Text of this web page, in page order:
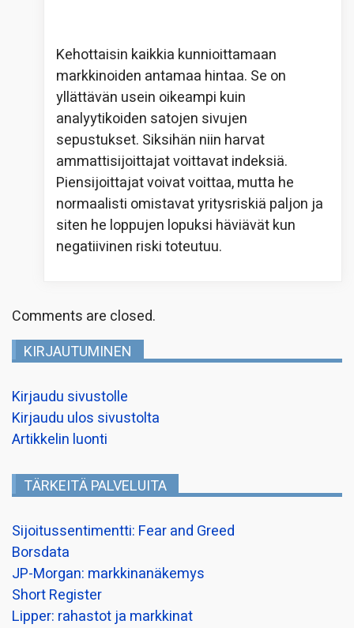
Kehottaisin kaikkia kunnioittamaan
markkinoiden antamaa hintaa. Se on
yllättävän usein oikeampi kuin
analyytikoiden satojen sivujen
sepustukset. Siksihän niin harvat
ammattisijoittajat voittavat indeksiä.
Piensijoittajat voivat voittaa, mutta he
normaalisti omistavat yritysriskiä paljon ja
siten he loppujen lopuksi häviävät kun
negatiivinen riski toteutuu.
Comments are closed.
KIRJAUTUMINEN
Kirjaudu sivustolle
Kirjaudu ulos sivustolta
Artikkelin luonti
TÄRKEITÄ PALVELUITA
Sijoitussentimentti: Fear and Greed
Borsdata
JP-Morgan: markkinanäkemys
Short Register
Lipper: rahastot ja markkinat